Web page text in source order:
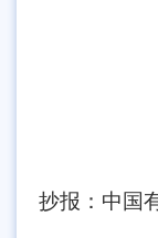
抄报：中国